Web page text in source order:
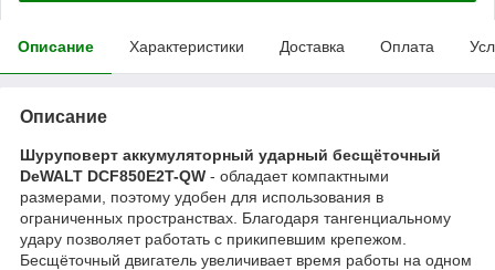
Описание Характеристики Доставка Оплата
Описание
Шуруповерт аккумуляторный ударный бесщёточный
DeWALT DCF850E2T-QW​ - обладает компактными
размерами, поэтому удобен для использования в
ограниченных пространствах. Благодаря тангенциальному
удару позволяет работать с прикипевшим крепежом.
Бесщёточный двигатель увеличивает время работы на одном